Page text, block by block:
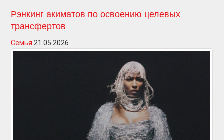
Рэнкинг акиматов по освоению целевых
трансфертов
Семья 21.05.2026